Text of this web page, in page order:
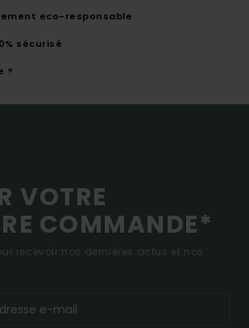
eco-responsable
sécurisé
?
VOTRE
COMMANDE*
recevoir nos dernières actus et nos